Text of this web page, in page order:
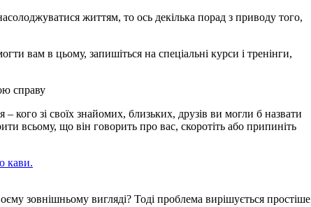
життям, то ось декілька порад з приводу того,
вам в цьому, запишіться на спеціальні курси і тренінги,
справу
кого зі своїх знайомих, близьких, друзів ви могли б назвати
всьому, що він говорить про вас, скоротіть або припиніть
кави.
зовнішньому вигляді? Тоді проблема вирішується простіше